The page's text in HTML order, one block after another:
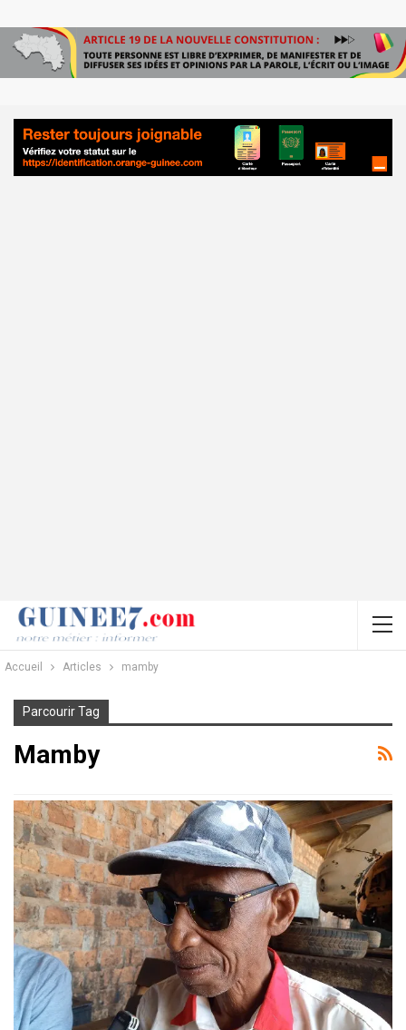
Accueil Articles mamby
Parcourir Tag
Mamby